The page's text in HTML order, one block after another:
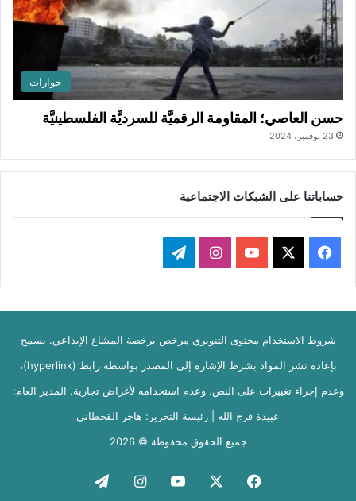
حوارات
حسن العاصي؛ المقاومة الرقميَّة للسرديَّة الفلسطينيَّة
23 نوفمبر، 2024
حساباتنا على الشبكات الاجتماعية
ي
س
ب
X
Y
o
u
b
ن
س
ت
ر
ا
ي
ل
ق
م
شروط الاستخدام محتوى التنويري مرخص برخصة المشاع الإبداعي. يسمح
بإعادة نشر المواد بشرط الإشارة إلى المصدر بواسطة رابط (hyperlink)،
وعدم إجراء تغييرات على النص، وعدم استخدامه لأغراض تجارية. المدير العام:
عبيدة فرج الله | رئيسة التحرير: هاجر القحطاني
جميع الحقوق محفوظة © 2026
فيسبوك ‫YouTubeانستقرام